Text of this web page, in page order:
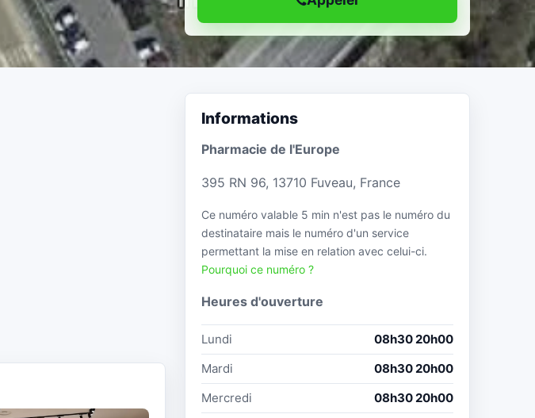
Informations
Pharmacie de l'Europe
395 RN 96, 13710 Fuveau, France
Ce numéro valable 5 min n'est pas le numéro du
destinataire mais le numéro d'un service
permettant la mise en relation avec celui-ci.
Pourquoi ce numéro ?
Heures d'ouverture
Lundi
08h30 20h00
Mardi
08h30 20h00
Mercredi
08h30 20h00